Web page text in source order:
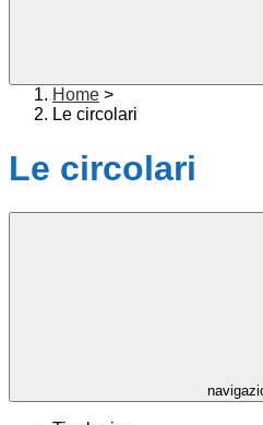
Home >
Le circolari
Le circolari